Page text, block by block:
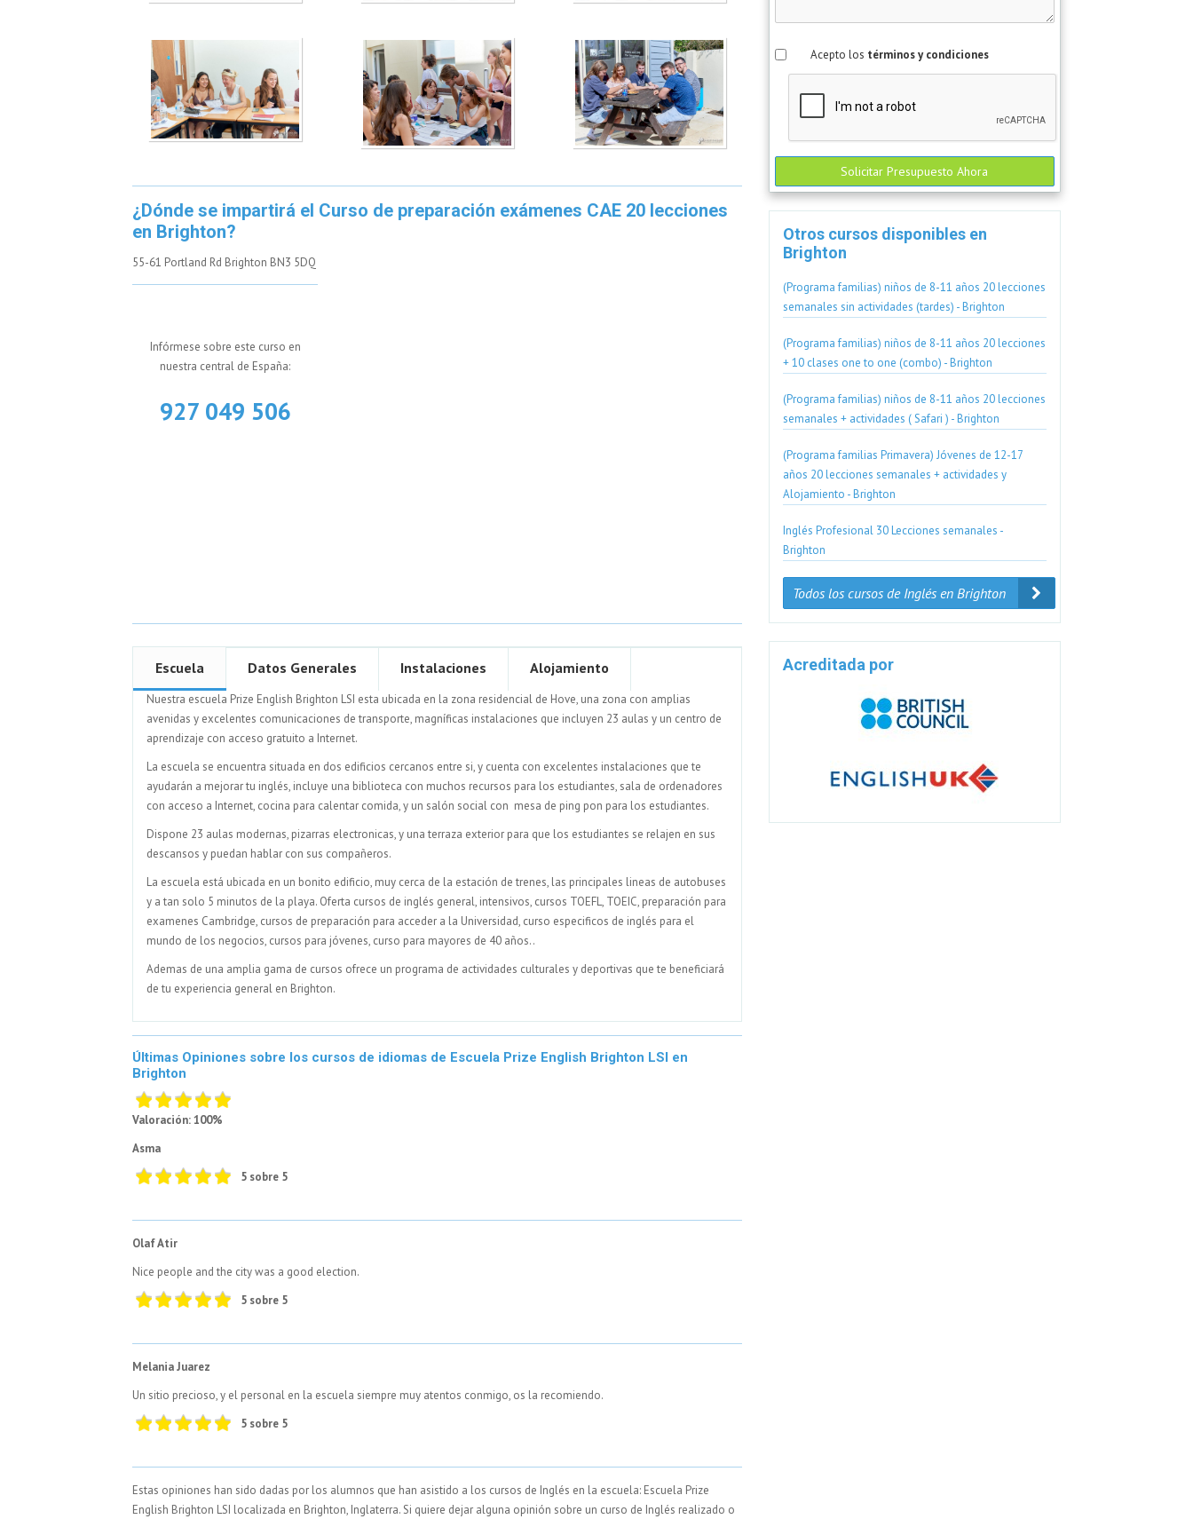
¿Dónde se impartirá el Curso de preparación exámenes CAE 20 lecciones
en Brighton?
55-61 Portland Rd Brighton BN3 5DQ
Infórmese sobre este curso en
nuestra central de España:
927 049 506
Escuela Datos Generales Instalaciones Alojamiento
Nuestra escuela Prize English Brighton LSI esta ubicada en la zona residencial de Hove, una zona con amplias
avenidas y excelentes comunicaciones de transporte, magníficas instalaciones que incluyen 23 aulas y un centro de
aprendizaje con acceso gratuito a Internet.
La escuela se encuentra situada en dos edificios cercanos entre si, y cuenta con excelentes instalaciones que te
ayudarán a mejorar tu inglés, incluye una biblioteca con muchos recursos para los estudiantes, sala de ordenadores
con acceso a Internet, cocina para calentar comida, y un salón social con mesa de ping pon para los estudiantes.
Dispone 23 aulas modernas, pizarras electronicas, y una terraza exterior para que los estudiantes se relajen en sus
descansos y puedan hablar con sus compañeros.
La escuela está ubicada en un bonito edificio, muy cerca de la estación de trenes, las principales lineas de autobuses
y a tan solo 5 minutos de la playa. Oferta cursos de inglés general, intensivos, cursos TOEFL, TOEIC, preparación para
examenes Cambridge, cursos de preparación para acceder a la Universidad, curso especificos de inglés para el
mundo de los negocios, cursos para jóvenes, curso para mayores de 40 años..
Ademas de una amplia gama de cursos ofrece un programa de actividades culturales y deportivas que te beneficiará
de tu experiencia general en Brighton.
Últimas Opiniones sobre los cursos de idiomas de Escuela Prize English Brighton LSI en
Brighton
Valoración: 100%
Asma
5 sobre 5
Olaf Atir
Nice people and the city was a good election.
5 sobre 5
Melania Juarez
Un sitio precioso, y el personal en la escuela siempre muy atentos conmigo, os la recomiendo.
5 sobre 5
Estas opiniones han sido dadas por los alumnos que han asistido a los cursos de Inglés en la escuela: Escuela Prize
English Brighton LSI localizada en Brighton, Inglaterra. Si quiere dejar alguna opinión sobre un curso de Inglés realizado o
Acepto los términos y condiciones
Solicitar Presupuesto Ahora
Otros cursos disponibles en
Brighton
(Programa familias) niños de 8-11 años 20 lecciones
semanales sin actividades (tardes) - Brighton
(Programa familias) niños de 8-11 años 20 lecciones
+ 10 clases one to one (combo) - Brighton
(Programa familias) niños de 8-11 años 20 lecciones
semanales + actividades ( Safari ) - Brighton
(Programa familias Primavera) Jóvenes de 12-17
años 20 lecciones semanales + actividades y
Alojamiento - Brighton
Inglés Profesional 30 Lecciones semanales -
Brighton
Todos los cursos de Inglés en Brighton
Acreditada por